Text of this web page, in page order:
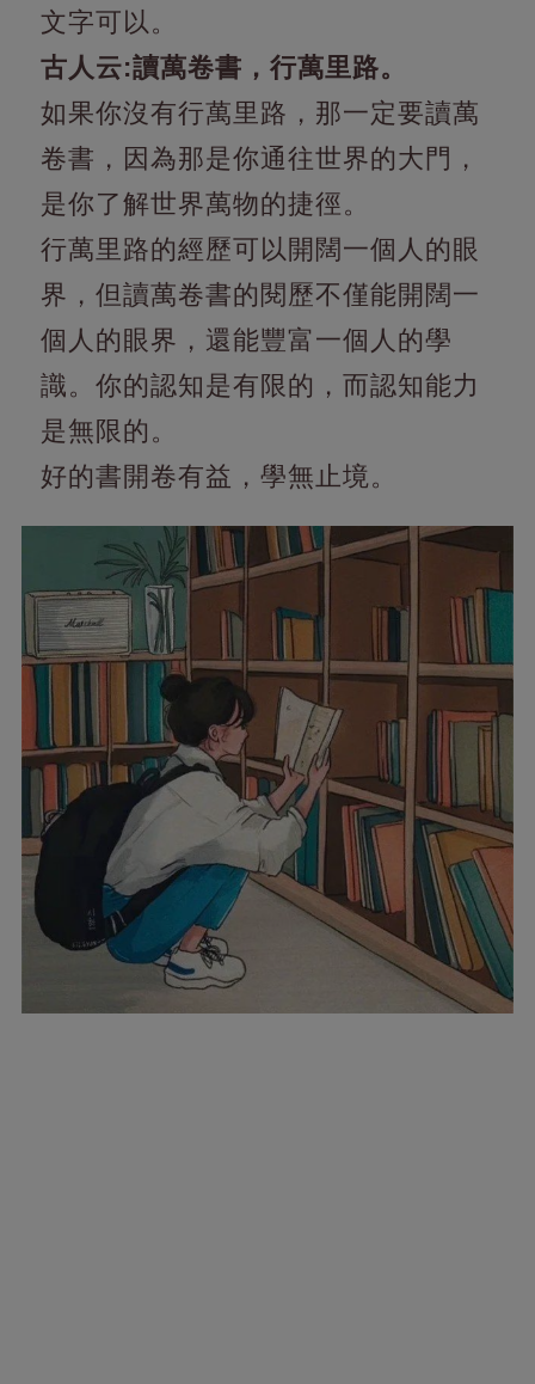
文字可以。
古人云:讀萬卷書，行萬里路。
如果你沒有行萬里路，那一定要讀萬
卷書，因為那是你通往世界的大門，
是你了解世界萬物的捷徑。
行萬里路的經歷可以開闊一個人的眼
界，但讀萬卷書的閱歷不僅能開闊一
個人的眼界，還能豐富一個人的學
識。你的認知是有限的，而認知能力
是無限的。
好的書開卷有益，學無止境。